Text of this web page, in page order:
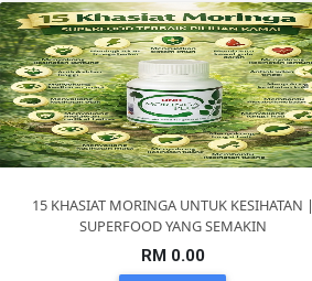
15 KHASIAT MORINGA UNTUK KESIHATAN |
SUPERFOOD YANG SEMAKIN
RM 0.00
PENDIDIKAN(19)
DERMA
DAN